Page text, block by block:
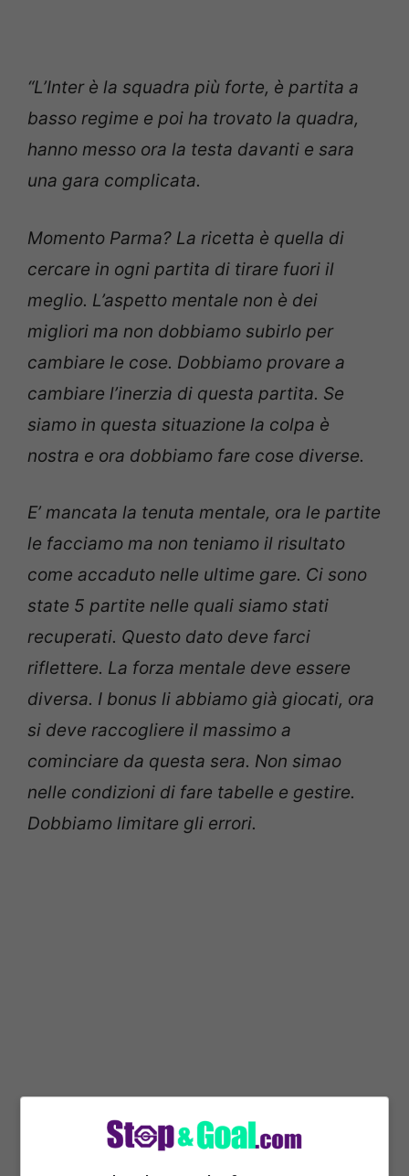
“L’Inter è la squadra più forte, è partita a
basso regime e poi ha trovato la quadra,
hanno messo ora la testa davanti e sara
una gara complicata.
Momento Parma? La ricetta è quella di
cercare in ogni partita di tirare fuori il
meglio. L’aspetto mentale non è dei
migliori ma non dobbiamo subirlo per
cambiare le cose. Dobbiamo provare a
cambiare l’inerzia di questa partita. Se
siamo in questa situazione la colpa è
nostra e ora dobbiamo fare cose diverse.
E’ mancata la tenuta mentale, ora le partite
le facciamo ma non teniamo il risultato
come accaduto nelle ultime gare. Ci sono
state 5 partite nelle quali siamo stati
recuperati. Questo dato deve farci
riflettere. La forza mentale deve essere
diversa. I bonus li abbiamo già giocati, ora
si deve raccogliere il massimo a
cominciare da questa sera. Non simao
nelle condizioni di fare tabelle e gestire.
Dobbiamo limitare gli errori.
Errori? Se analizziamo i gol presi sono
errori individuali che non si allenano.